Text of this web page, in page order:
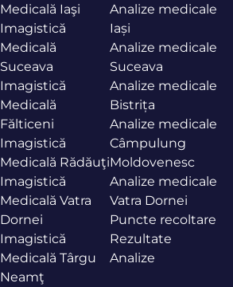
Medicală Iaşi
Imagistică
Medicală
Suceava
Imagistică
Medicală
Fălticeni
Imagistică
Medicală Rădăuţi
Imagistică
Medicală Vatra
Dornei
Imagistică
Medicală Târgu
Neamţ
Analize medicale
Iași
Analize medicale
Suceava
Analize medicale
Bistrița
Analize medicale
Câmpulung
Moldovenesc
Analize medicale
Vatra Dornei
Puncte recoltare
Rezultate
Analize